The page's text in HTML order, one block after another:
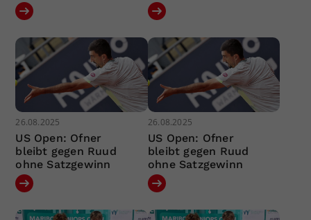
26.08.2025
US Open: Ofner
bleibt gegen Ruud
ohne Satzgewinn
26.08.2025
US Open: Ofner
bleibt gegen Ruud
ohne Satzgewinn